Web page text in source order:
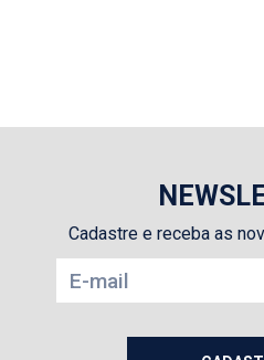
Cadastre e receba as